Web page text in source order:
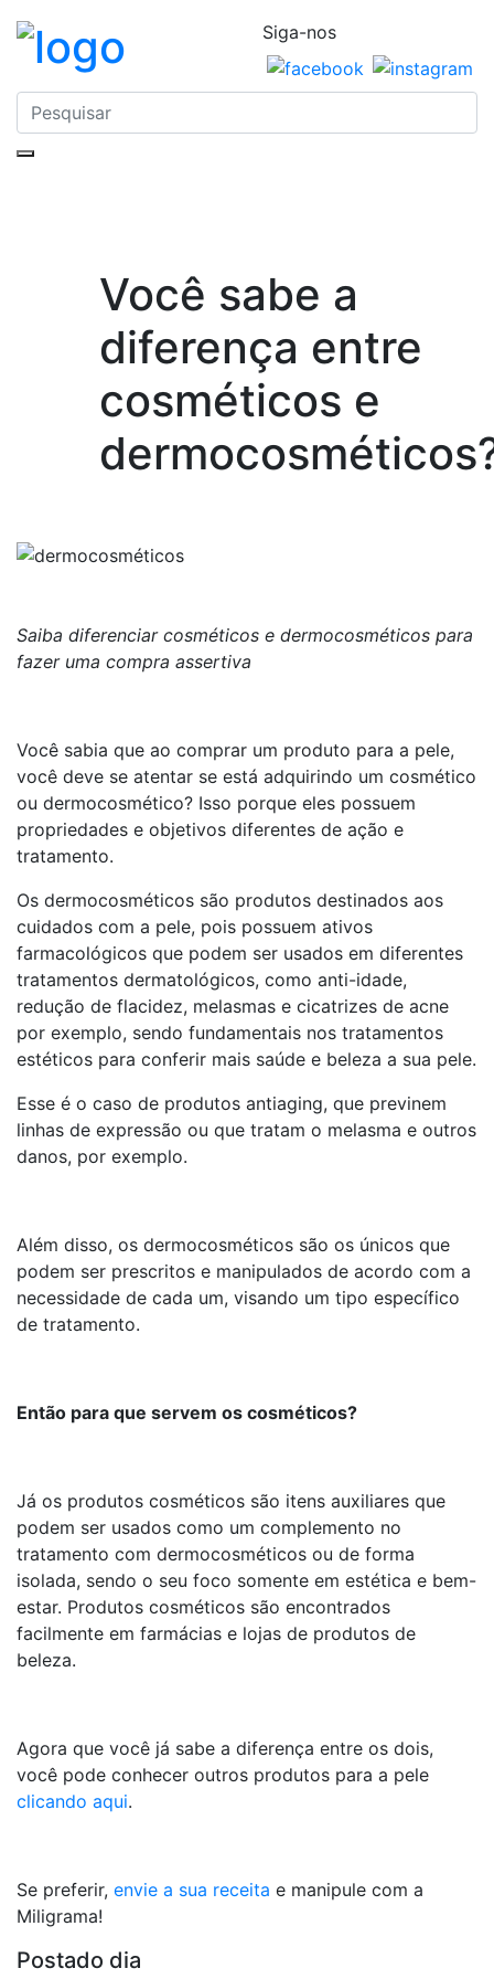
Siga-nos
Você sabe a
diferença entre
cosméticos e
Postado dia
Saiba diferenciar cosméticos e dermocosméticos para
fazer uma compra assertiva
Você sabia que ao comprar um produto para a pele,
você deve se atentar se está adquirindo um cosmético
ou dermocosmético? Isso porque eles possuem
propriedades e objetivos diferentes de ação e
tratamento.
Os dermocosméticos são produtos destinados aos
cuidados com a pele, pois possuem ativos
farmacológicos que podem ser usados em diferentes
tratamentos dermatológicos, como anti-idade,
redução de flacidez, melasmas e cicatrizes de acne
por exemplo, sendo fundamentais nos tratamentos
estéticos para conferir mais saúde e beleza a sua pele.
Esse é o caso de produtos antiaging, que previnem
linhas de expressão ou que tratam o melasma e outros
danos, por exemplo.
Além disso, os dermocosméticos são os únicos que
podem ser prescritos e manipulados de acordo com a
necessidade de cada um, visando um tipo específico
de tratamento.
Então para que servem os cosméticos?
Já os produtos cosméticos são itens auxiliares que
podem ser usados como um complemento no
tratamento com dermocosméticos ou de forma
isolada, sendo o seu foco somente em estética e bem-
estar. Produtos cosméticos são encontrados
facilmente em farmácias e lojas de produtos de
beleza.
Agora que você já sabe a diferença entre os dois,
você pode conhecer outros produtos para a pele
clicando aqui.
Se preferir, envie a sua receita e manipule com a
Miligrama!